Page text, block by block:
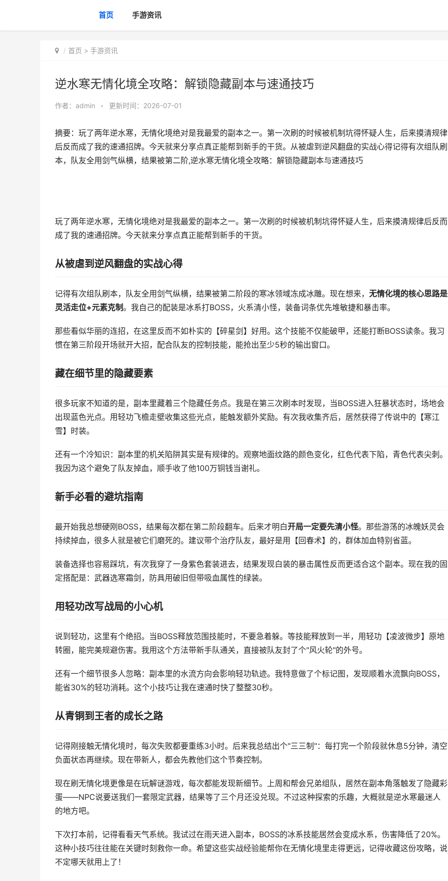
首页 手游资讯
首页 > 手游资讯
逆水寒无情化境全攻略：解锁隐藏副本与速通技巧
作者： admin • 更新时间：2026-07-01
摘要：玩了两年逆水寒，无情化境绝对是我最爱的副本之一。第一次刷的时候被机制坑得怀疑人生，后来摸清规律
后反而成了我的速通招牌。今天就来分享点真正能帮到新手的干货。从被虐到逆风翻盘的实战心得记得有次组队刷
本，队友全用剑气纵横，结果被第二阶,逆水寒无情化境全攻略：解锁隐藏副本与速通技巧
玩了两年逆水寒，无情化境绝对是我最爱的副本之一。第一次刷的时候被机制坑得怀疑人生，后来摸清规律后反而
成了我的速通招牌。今天就来分享点真正能帮到新手的干货。
从被虐到逆风翻盘的实战心得
记得有次组队刷本，队友全用剑气纵横，结果被第二阶段的寒冰领域冻成冰雕。现在想来， 无情化境的核心思路是
灵活走位+元素克制。我自己的配装是冰系打BOSS，火系清小怪，装备词条优先堆敏捷和暴击率。
那些看似华丽的连招，在这里反而不如朴实的【碎星剑】好用。这个技能不仅能破甲，还能打断BOSS读条。我习
惯在第三阶段开场就开大招，配合队友的控制技能，能抢出至少5秒的输出窗口。
藏在细节里的隐藏要素
很多玩家不知道的是，副本里藏着三个隐藏任务点。我是在第三次刷本时发现，当BOSS进入狂暴状态时，场地会
出现蓝色光点。用轻功飞檐走壁收集这些光点，能触发额外奖励。有次我收集齐后，居然获得了传说中的【寒江
雪】时装。
还有一个冷知识：副本里的机关陷阱其实是有规律的。观察地面纹路的颜色变化，红色代表下陷，青色代表尖刺。
我因为这个避免了队友掉血，顺手收了他100万铜钱当谢礼。
新手必看的避坑指南
最开始我总想硬刚BOSS，结果每次都在第二阶段翻车。后来才明白开局一定要先清小怪。那些游荡的冰魄妖灵会
持续掉血，很多人就是被它们磨死的。建议带个治疗队友，最好是用【回春术】的，群体加血特别省蓝。
装备选择也容易踩坑，有次我穿了一身紫色套装进去，结果发现白装的暴击属性反而更适合这个副本。现在我的固
定搭配是：武器选寒霜剑，防具用破旧但带吸血属性的绿装。
用轻功改写战局的小心机
说到轻功，这里有个绝招。当BOSS释放范围技能时，不要急着躲。等技能释放到一半，用轻功【凌波微步】原地
转圈，能完美规避伤害。我用这个方法带新手队通关，直接被队友封了个"风火轮"的外号。
还有一个细节很多人忽略：副本里的水流方向会影响轻功轨迹。我特意做了个标记图，发现顺着水流飘向BOSS，
能省30%的轻功消耗。这个小技巧让我在速通时快了整整30秒。
从青铜到王者的成长之路
记得刚接触无情化境时，每次失败都要重练3小时。后来我总结出个"三三制"：每打完一个阶段就休息5分钟，清空
负面状态再继续。现在带新人，都会先教他们这个节奏控制。
现在刷无情化境更像是在玩解谜游戏，每次都能发现新细节。上周和帮会兄弟组队，居然在副本角落触发了隐藏彩
蛋——NPC说要送我们一套限定武器，结果等了三个月还没兑现。不过这种探索的乐趣，大概就是逆水寒最迷人
的地方吧。
下次打本前，记得看看天气系统。我试过在雨天进入副本，BOSS的冰系技能居然会变成水系，伤害降低了20%。
这种小技巧往往能在关键时刻救你一命。希望这些实战经验能帮你在无情化境里走得更远，记得收藏这份攻略，说
不定哪天就用上了！